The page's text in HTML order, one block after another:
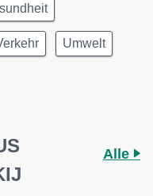
Umwelt
Alle